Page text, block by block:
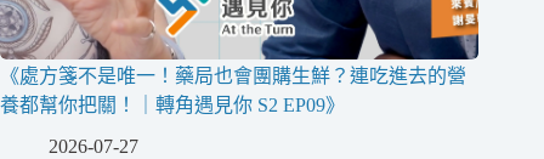
《處方箋不是唯一！藥局也會團購生鮮？連吃進去的營
養都幫你把關！｜轉角遇見你 S2 EP09》
2026-07-27